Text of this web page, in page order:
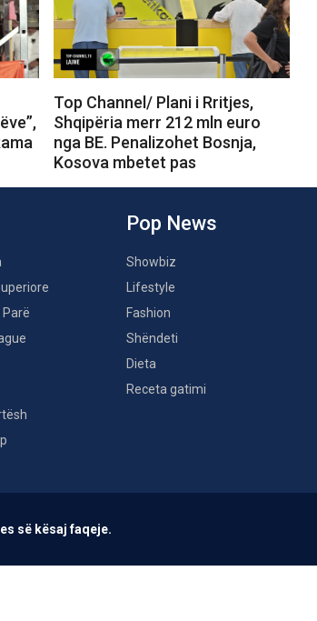
Top Channel/ Plani i Rritjes,
Shqipëria merr 212 mln euro
nga BE. Penalizohet Bosnja,
Kosova mbetet pas
Parë
Pop News
Showbiz
Lifestyle
Fashion
Shëndeti
Dieta
Receta gatimi
së kësaj faqeje.